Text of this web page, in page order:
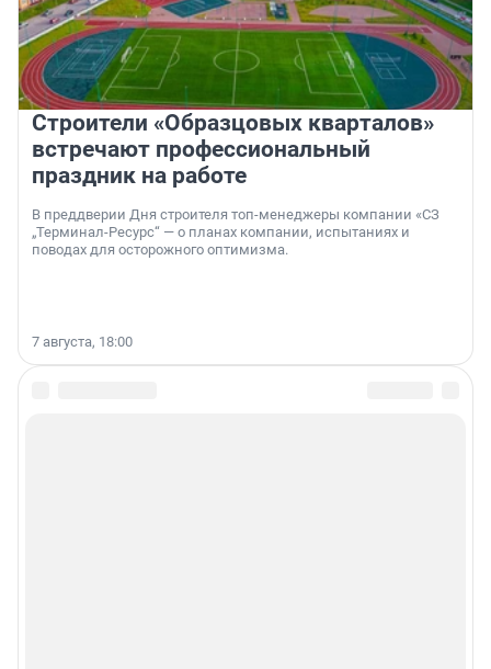
Строители «Образцовых кварталов»
встречают профессиональный
праздник на работе
В преддверии Дня строителя топ-менеджеры компании «СЗ
„Терминал-Ресурс“ — о планах компании, испытаниях и
поводах для осторожного оптимизма.
7 августа, 18:00